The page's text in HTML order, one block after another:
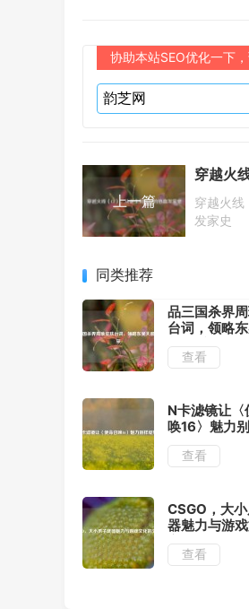
协助本站SEO优化一下，
上一篇
穿越火线
发家史
同类推荐
品三国杀界
台词，领略
督风采
查看
N卡滤镜让〈
唤16〉魅力
查看
CSGO，大
器魅力与游
交融
查看